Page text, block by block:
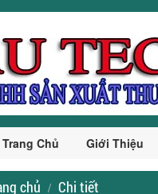
Trang Chủ Giới Thiệu
chủ Chi tiết